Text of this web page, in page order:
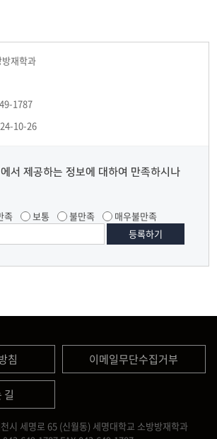
재학과
1787
10-26
서 제공하는 정보에 대하여 만족하시나
족 보통 불만족 매우불만족
침 이메일무단수집거부
길
시 세명로 65 (신월동) 세명대학교 소방방재학과